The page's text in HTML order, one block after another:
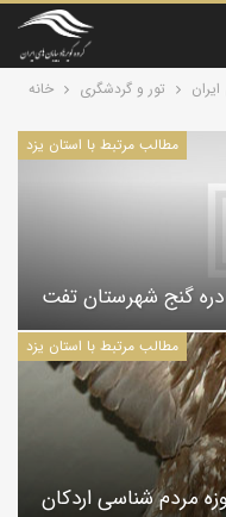
خانه تور و گردشگری
مطالب مرتبط با استان یزد
گنج‏ شهرستان تفت
مطالب مرتبط با استان یزد
مردم شناسی اردکان